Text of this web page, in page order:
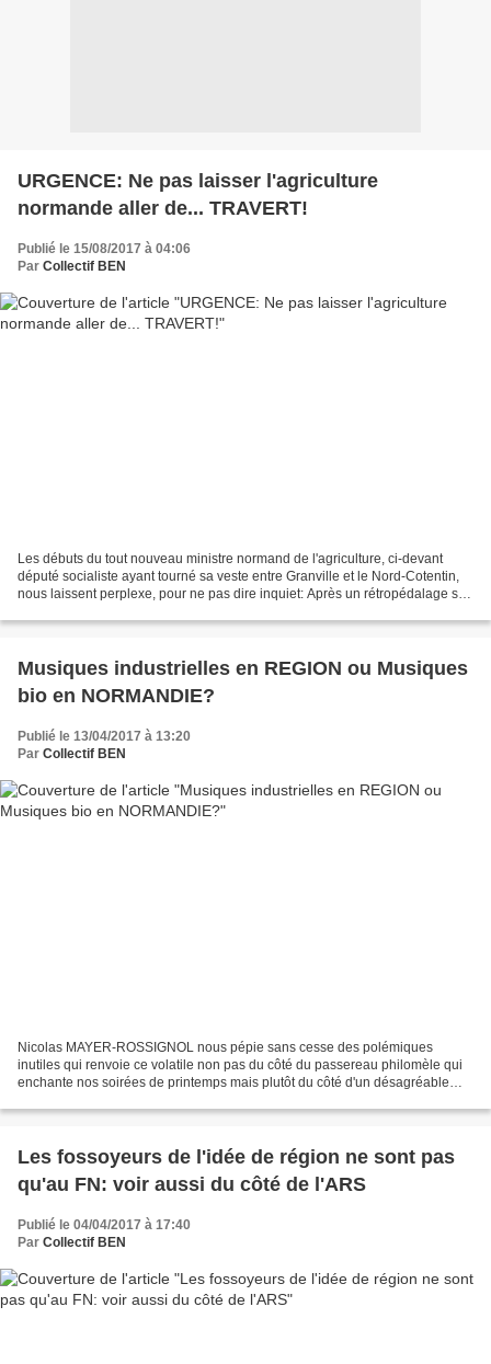
URGENCE: Ne pas laisser l'agriculture
normande aller de... TRAVERT!
Publié le 15/08/2017 à 04:06
Par Collectif BEN
Les débuts du tout nouveau ministre normand de l'agriculture, ci-devant
député socialiste ayant tourné sa veste entre Granville et le Nord-Cotentin,
nous laissent perplexe, pour ne pas dire inquiet: Après un rétropédalage sur
Musiques industrielles en REGION ou Musiques
bio en NORMANDIE?
Publié le 13/04/2017 à 13:20
Par Collectif BEN
Nicolas MAYER-ROSSIGNOL nous pépie sans cesse des polémiques
inutiles qui renvoie ce volatile non pas du côté du passereau philomèle qui
enchante nos soirées de printemps mais plutôt du côté d'un désagréable
Les fossoyeurs de l'idée de région ne sont pas
qu'au FN: voir aussi du côté de l'ARS
Publié le 04/04/2017 à 17:40
Par Collectif BEN